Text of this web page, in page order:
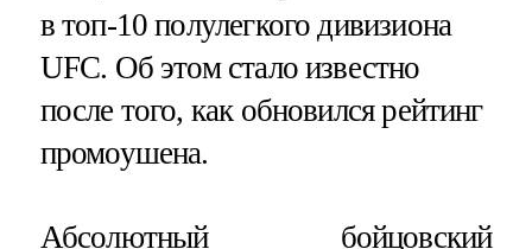
в топ-10 полулегкого дивизиона
UFC. Об этом стало известно
после того, как обновился рейтинг
промоушена.
Абсолютный бойцовский